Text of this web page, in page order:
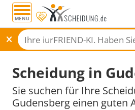
MENÜ
Scheidung in
Sie suchen für Ihre
Gudensberg einen guten